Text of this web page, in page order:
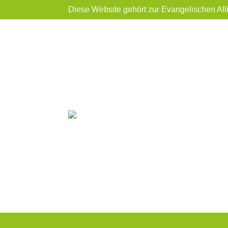
Diese Website gehört zur Evangelischen